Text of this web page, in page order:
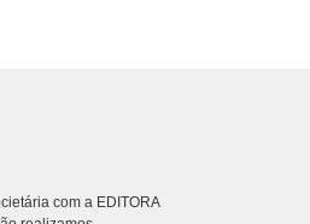
com a EDITORA